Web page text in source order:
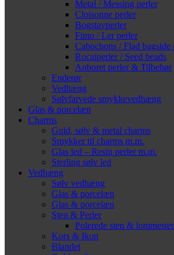
Metal / Messing perler
Cloisonne perler
Bogstavperler
Fimo / Ler perler
Cabochons / Flad bagside
Rocaiperler / Seed beads
Anboret perler & Tilbehør
Enderør
Vedhæng
Sølvfarvede smykkevedhæng
Glas & porcelæn
Charms
Guld, sølv & metal charms
Smykker til charms m.m.
Glas led – Resin perler m.m.
Sterling sølv led
Vedhæng
Sølv vedhæng
Glas & porcelæn
Glas & porcelæn
Sten & Perler
Polerede sten &
Kors & Ikon
Blandet